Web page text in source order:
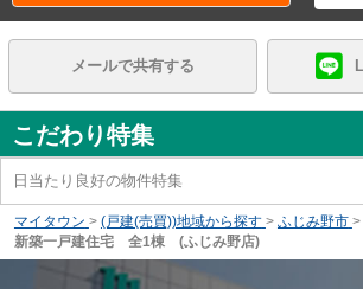
メールで共有する
こだわり特集
日当たり良好の物件特集
マイタウン > (戸建(売買))地域から探す > ふじみ野市 >
新築一戸建住宅 全1棟 (ふじみ野店)